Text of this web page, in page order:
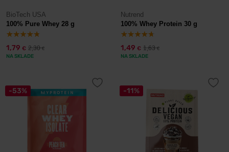
BioTech USA
100% Pure Whey 28 g
1,79 € 2,30€
NA SKLADE
Nutrend
100% Whey Protein 30 g
1,49 € 1,63€
NA SKLADE
-53% -11%